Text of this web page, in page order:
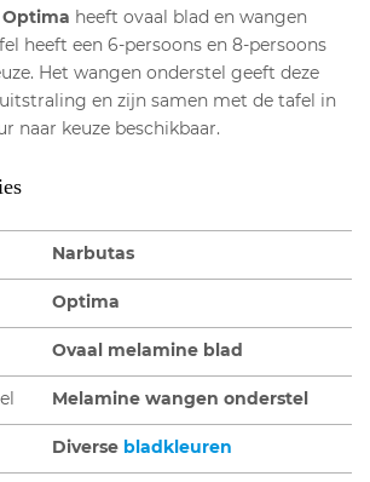
heeft ovaal blad en wangen
heeft een 6-persoons en 8-persoons
Het wangen onderstel geeft deze
en zijn samen met de tafel in
naar keuze beschikbaar.
Narbutas
Optima
Ovaal melamine blad
Melamine wangen onderstel
Diverse bladkleuren